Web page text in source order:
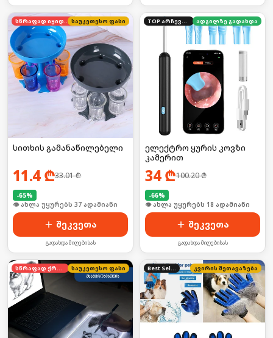
სწრაფად იყიდება საუკეთესო ფასი
სითხის გამანაწილებელი
11.4₾33.01₾
-65%
🛒 ბოლო 24სთ-ში იყიდა 8-მა
შეკვეთა
გადახდა მიღებისას
TOP არჩევანი ადგილზე გადახდა
ელექტრო ყურის კოვზი
კამერით
34₾100.20₾
-66%
🛒 ბოლო 24სთ-ში იყიდა 24-მა
შეკვეთა
გადახდა მიღებისას
სწრაფად ქრება საუკეთესო ფასი Best Seller კვირის შეთავაზება